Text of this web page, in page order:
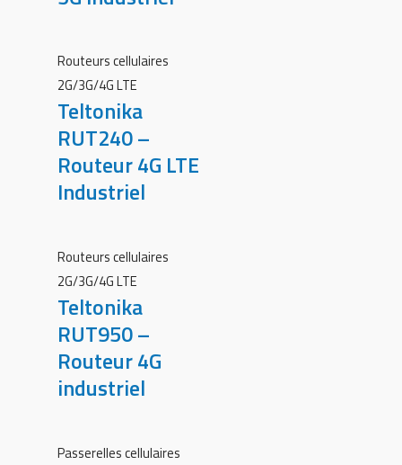
Routeurs cellulaires
2G/3G/4G LTE
Teltonika
RUT240 –
Routeur 4G LTE
Industriel
Routeurs cellulaires
2G/3G/4G LTE
Teltonika
RUT950 –
Routeur 4G
industriel
Passerelles cellulaires